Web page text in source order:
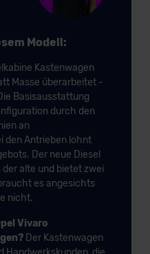
Modell:
Kastenwagen
Masse überarbeitet -
Basisausstattung
durch den
an
den Antrieben lohnt
Der neue Diesel
alte und bietet zwei
es angesichts
nicht.
Vivaro
Der Kastenwagen